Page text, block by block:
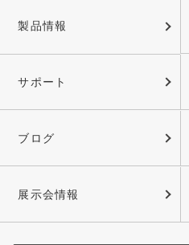
製品情報
サポート
ブログ
展示会情報